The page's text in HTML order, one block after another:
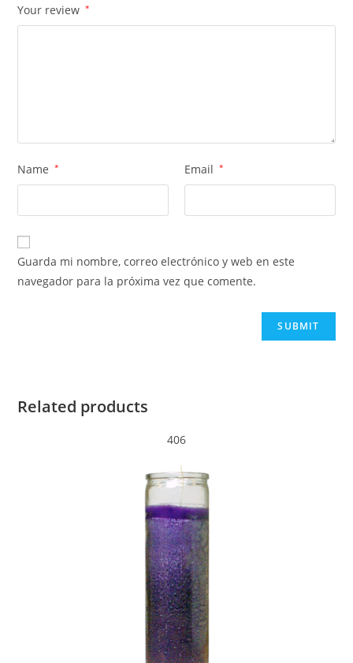
Your review *
Name * Email *
Guarda mi nombre, correo electrónico y web en este
navegador para la próxima vez que comente.
Related products
406